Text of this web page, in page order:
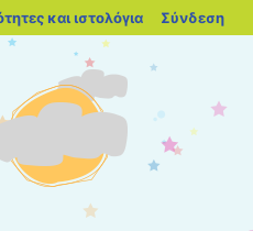
και ιστολόγια Σύνδεση